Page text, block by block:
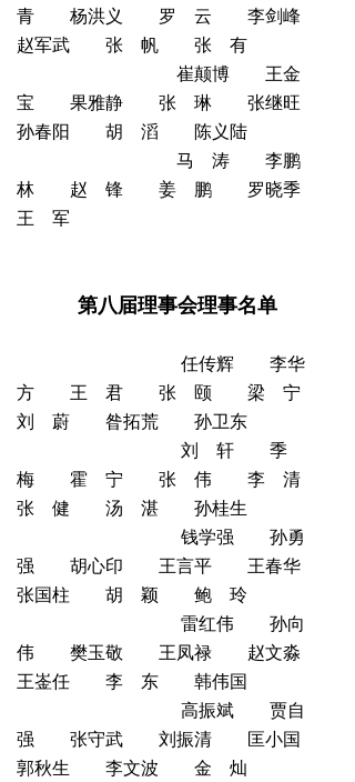
青 杨洪义 罗 云 李剑峰
赵军武 张 帆 张 有
崔颠博 王金
宝 果雅静 张 琳 张继旺
孙春阳 胡 滔 陈义陆
马 涛 李鹏
林 赵 锋 姜 鹏 罗晓季
王 军
第八届理事会理事名单
任传辉 李华
方 王 君 张 颐 梁 宁
刘 蔚 昝拓荒 孙卫东
刘 轩 季
梅 霍 宁 张 伟 李 清
张 健 汤 湛 孙桂生
钱学强 孙勇
强 胡心印 王言平 王春华
张国柱 胡 颖 鲍 玲
雷红伟 孙向
伟 樊玉敬 王凤禄 赵文淼
王崟任 李 东 韩伟国
高振斌 贾自
强 张守武 刘振清 匡小国
郭秋生 李文波 金 灿